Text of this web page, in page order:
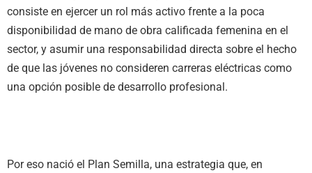
consiste en ejercer un rol más activo frente a la poca
disponibilidad de mano de obra calificada femenina en el
sector, y asumir una responsabilidad directa sobre el hecho
de que las jóvenes no consideren carreras eléctricas como
una opción posible de desarrollo profesional.
Por eso nació el Plan Semilla, una estrategia que, en